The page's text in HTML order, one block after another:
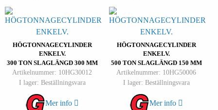
HÖGTONNAGECYLINDER
ENKELV.
300 TON SLAGLÄNGD 300 MM
Artikelnummer: 10HG30012
I lager: Beställningsvara
Mer info
HÖGTONNAGECYLINDER
ENKELV.
500 TON SLAGLÄNGD 150 MM
Artikelnummer: 10HG50006
I lager: Beställningsvara
Mer info